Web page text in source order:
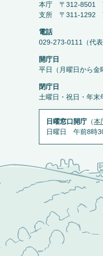
本庁 〒312-8501
支所 〒311-1292
電話
029-273-0111（代表
開庁日
平日（月曜日から金
閉庁日
土曜日・祝日・年末
日曜窓口開庁 （本
日曜日 午前8時